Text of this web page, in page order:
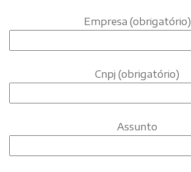
Empresa (obrigatório)
Cnpj (obrigatório)
Assunto